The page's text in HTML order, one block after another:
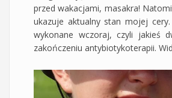
przed wakacjami, masakra!
ukazuje aktualny stan mojej cery.
wykonane wczoraj, czyli jakieś
zakończeniu antybiotykoterapii.